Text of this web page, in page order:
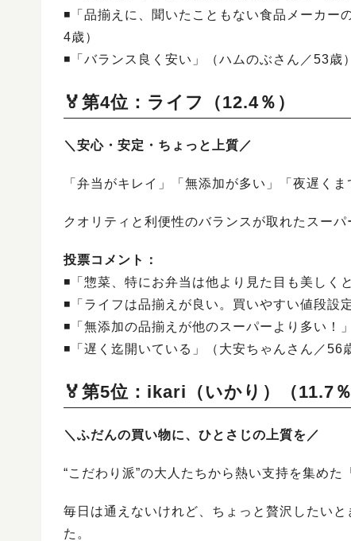
◾️「品揃えに、聞いたこともない食品メーカ
4歳）
◾️「バランス良く安い」（ハムのぶさん／53歳）
🏅第4位：ライフ（12.4％）
＼安心・安定・ちょっと上質／
「弁当がキレイ」「無添加が多い」「夜遅くま
クオリティと利便性のバランスが取れたスー
投票コメント：
◾️「惣菜、特にお弁当は他より見た目も美しく
◾️「ライフは品揃えが良い。買いやすい値段
◾️「無添加の品揃えが他のスーパーより多い！
◾️「遅く迄開いている」（大安ちゃんさん／56
🏅第5位：ikari（いかり）（11.7％
＼ふだんの買い物に、ひとさじの上質を／
“こだわり派”の大人たちから熱い支持を集めた
毎日は通えないけれど、ちょっと贅沢したい
た。